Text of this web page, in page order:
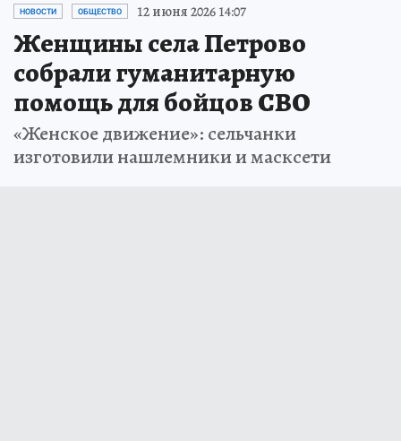
НОВОСТИ ОБЩЕСТВО 12 июня 2026 14:07
Женщины села Петрово
собрали гуманитарную
помощь для бойцов СВО
«Женское движение»: сельчанки
изготовили нашлемники и масксети